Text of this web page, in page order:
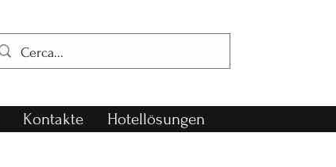
Kontakte Hotellösungen